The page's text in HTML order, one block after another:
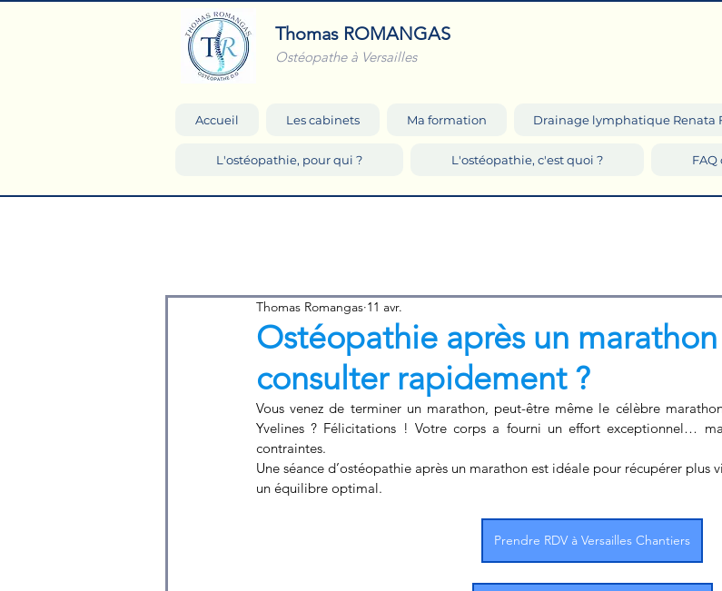
Thomas ROMANGAS
Ostéopathe à Versailles
Accueil Les cabinets Ma formation Drainage lymphatique Renata
L'ostéopathie, pour qui ? L'ostéopathie, c'est quoi ? FAQ
Ostéopathie après un
consulter rapidement ?
Thomas Romangas 11 avr.
Vous venez de terminer un marathon, peut-être même le célèbre
Yvelines ? Félicitations ! Votre corps a fourni un effort exceptionnel…
contraintes.
Une séance d’ostéopathie après un marathon est idéale pour récupérer plus
un équilibre optimal.
Prendre RDV à Versailles Chantiers